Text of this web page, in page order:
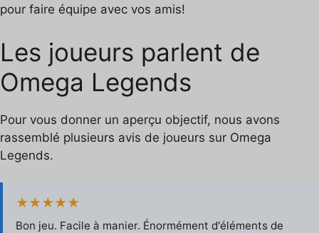
pour faire équipe avec vos amis!
Les joueurs parlent de
Omega Legends
Pour vous donner un aperçu objectif, nous avons
rassemblé plusieurs avis de joueurs sur Omega
Legends.
★★★★★
Bon jeu. Facile à manier. Énormément d'éléments de